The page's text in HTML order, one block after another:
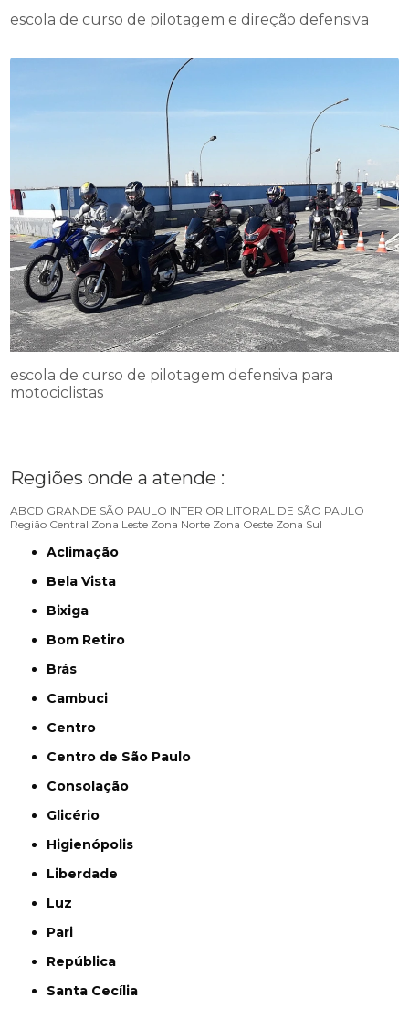
escola de curso de pilotagem e direção defensiva
escola de curso de pilotagem defensiva para
motociclistas
Regiões onde a atende :
ABCD GRANDE SÃO PAULO INTERIOR LITORAL DE SÃO PAULO
Região Central Zona Leste Zona Norte Zona Oeste Zona Sul
Aclimação
Bela Vista
Bixiga
Bom Retiro
Brás
Cambuci
Centro
Centro de São Paulo
Consolação
Glicério
Higienópolis
Liberdade
Luz
Pari
República
Santa Cecília